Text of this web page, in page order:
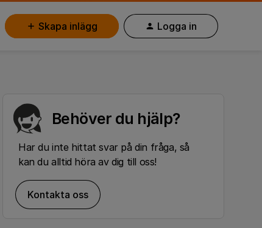
Skapa inlägg Logga in
Behöver du hjälp?
Har du inte hittat svar på din fråga, så
kan du alltid höra av dig till oss!
Kontakta oss